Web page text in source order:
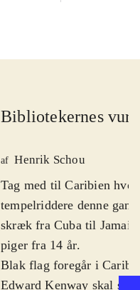
Bibliotekernes
af Henrik Schou
Tag med til Caribien
tempelriddere denne
skræk fra Cuba til
piger fra 14 år.
Blak flag foregår i
Edward Kenway skal